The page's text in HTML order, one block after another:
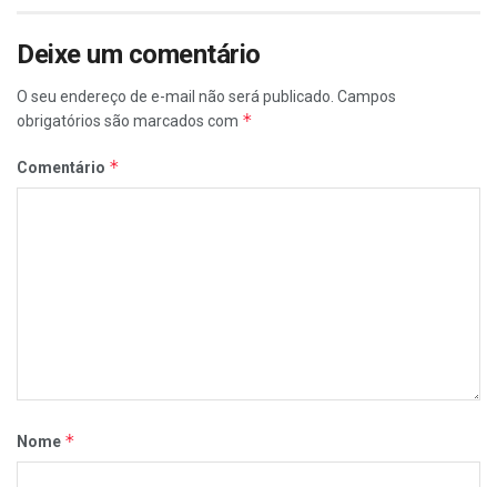
Deixe um comentário
O seu endereço de e-mail não será publicado. Campos
obrigatórios são marcados com *
Comentário *
Nome *